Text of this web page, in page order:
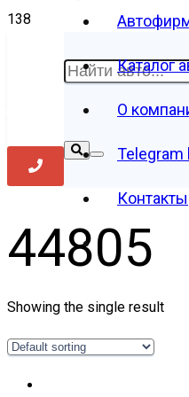
Каталог
О
Telegram
Контакты
44805
Showing the single result